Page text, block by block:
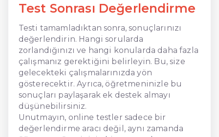
Test Sonrası Değerlendirme
Testi tamamladıktan sonra, sonuçlarınızı
değerlendirin. Hangi sorularda
zorlandığınızı ve hangi konularda daha fazla
çalışmanız gerektiğini belirleyin. Bu, size
gelecekteki çalışmalarınızda yön
gösterecektir. Ayrıca, öğretmeninizle bu
sonuçları paylaşarak ek destek almayı
düşünebilirsiniz.
Unutmayın, online testler sadece bir
değerlendirme aracı değil, aynı zamanda